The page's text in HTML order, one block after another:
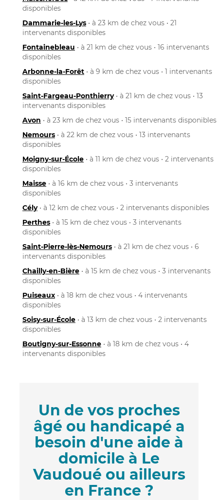
disponibles
Dammarie-les-Lys • à 23 km de chez vous • 21
intervenants disponibles
Fontainebleau • à 21 km de chez vous • 16 intervenants
disponibles
Arbonne-la-Forêt • à 9 km de chez vous • 1 intervenants
disponibles
Saint-Fargeau-Ponthierry• à 21 km de chez vous • 13
intervenants disponibles
Avon • à 23 km de chez vous • 15 intervenants disponibles
Nemours • à 22 km de chez vous • 13 intervenants
disponibles
Moigny-sur-École • à 11 km de chez vous • 2 intervenants
disponibles
Maisse • à 16 km de chez vous • 3 intervenants
disponibles
Cély• à 12 km de chez vous • 2 intervenants disponibles
Perthes • à 15 km de chez vous • 3 intervenants
disponibles
Saint-Pierre-lès-Nemours • à 21 km de chez vous • 6
intervenants disponibles
Chailly-en-Bière • à 15 km de chez vous • 3 intervenants
disponibles
Puiseaux • à 18 km de chez vous • 4 intervenants
disponibles
Soisy-sur-École • à 13 km de chez vous • 2 intervenants
disponibles
Boutigny-sur-Essonne • à 18 km de chez vous • 4
intervenants disponibles
Un de vos proches
âgé ou handicapé a
besoin d'une aide à
domicile à Le
Vaudoué ou ailleurs
en France ?